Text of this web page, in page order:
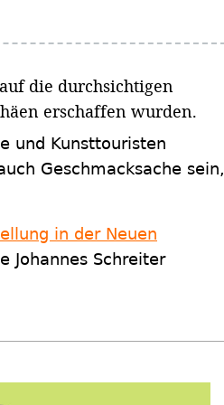
die durchsichtigen
erschaffen wurden.
und Kunsttouristen
Geschmacksache sein,
in der Neuen
Johannes Schreiter